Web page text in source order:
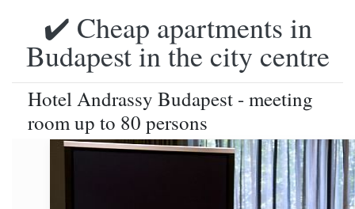
✔️ Cheap apartments in
Budapest in the city centre
Hotel Andrassy Budapest - meeting
room up to 80 persons